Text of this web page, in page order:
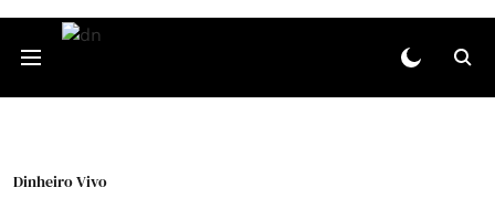
Dinheiro Vivo